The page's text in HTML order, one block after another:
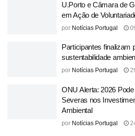
U.Porto e Câmara de
em Ação de
por Notícias Portugal
Participantes finalizam
sustentabilidade
por Notícias Portugal
ONU Alerta: 2026
Severas nos
Ambiental
por Notícias Portugal